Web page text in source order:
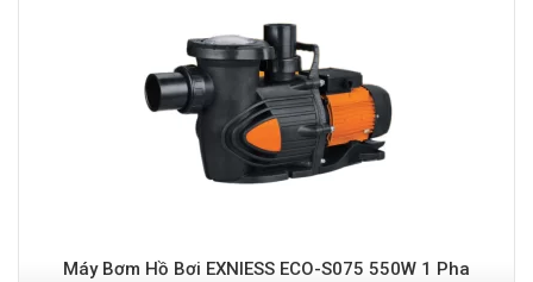
Máy Bơm Hồ Bơi EXNIESS ECO-S075 550W 1 Pha